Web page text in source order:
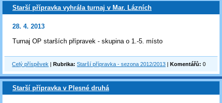
Starší přípravka vyhrála turnaj v Mar. Lázních
28. 4. 2013
Turnaj OP starších přípravek - skupina o 1.-5. místo
Celý příspěvek |Rubrika: Starší přípravka - sezona 2012/2013 |Komentářů: 0
Starší přípravka v Plesné druhá